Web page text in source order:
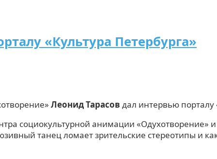
«Культура Петербурга»
Леонид Тарасов дал интервью порталу
социокультурной анимации «Одухотворение»
танец ломает зрительские стереотипы и